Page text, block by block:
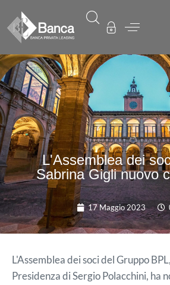
L'Assemblea dei
Sabrina Gigli nuovo
17 Maggio 2023
L'Assemblea dei soci del Gruppo
Presidenza di Sergio Polacchini, ha